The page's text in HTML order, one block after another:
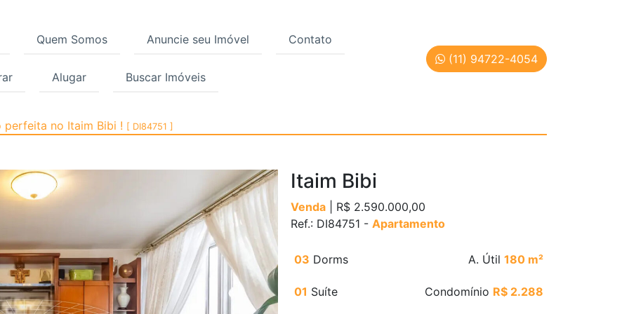
Quem Somos Anuncie seu Imóvel Contato
Alugar Buscar Imóveis
(11) 94722-4054
Itaim Bibi, São Paulo | Cód: DI84751
no Itaim Bibi ! [ DI84751 ]
Itaim Bibi
Venda | R$ 2.590.000,00
Ref.: DI84751 - Apartamento
03 Dorms
01 Suíte
A. Útil 180 m²
Condomínio R$ 2.288